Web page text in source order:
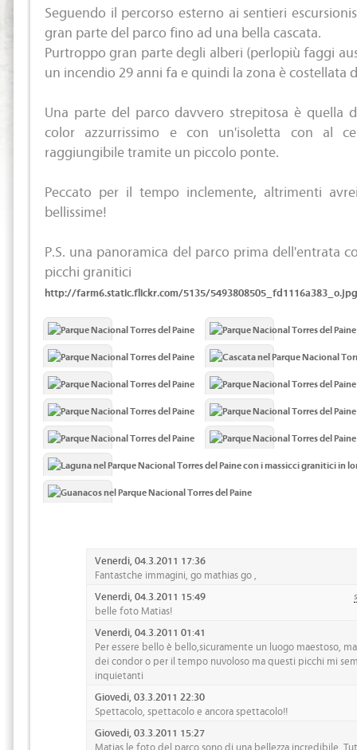
Seguendo il percorso esterno ai sentieri
gran parte del parco fino ad una bella cascata.
Purtroppo gran parte degli alberi (perlopiù faggi
un incendio 29 anni fa e quindi la zona è costellata
Una parte del parco davvero strepitosa è quella
color azzurrissimo e con un'isoletta con al
raggiungibile tramite un piccolo ponte.
Peccato per il tempo inclemente, altrimenti
bellissime!
P.S. una panoramica del parco prima dell'entrata
picchi granitici
http://farm6.static.flickr.com/5135/5493808505_fd1116a383_o.jpg
Venerdi, 04.3.2011 17:36
Fantastche immagini, go mathias go ,
Venerdi, 04.3.2011 15:49
belle foto Matias!
Venerdi, 04.3.2011 01:41
Per essere bello è bello,sicuramente un luogo maestoso,
dei condor o per il tempo nuvoloso ma questi picchi mi
inquietanti
Giovedi, 03.3.2011 22:30
Spettacolo, spettacolo e ancora spettacolo!!
Giovedi, 03.3.2011 15:27
Matias le foto del parco sono di una bellezza incredibile.